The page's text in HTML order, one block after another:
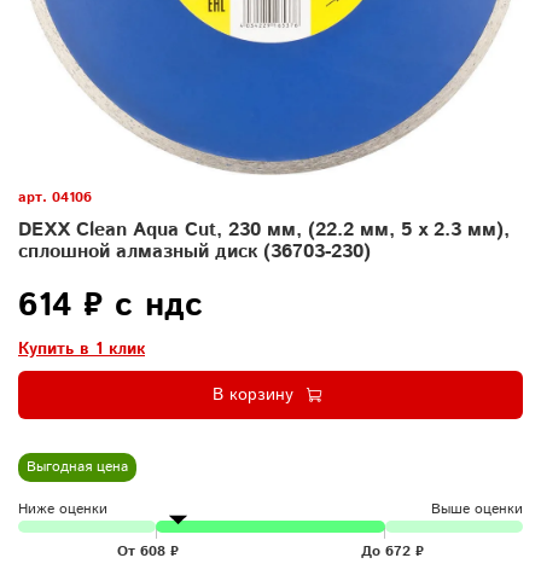
арт. 04106
DEXX Clean Aqua Cut, 230 мм, (22.2 мм, 5 х 2.3 мм),
сплошной алмазный диск (36703-230)
614 ₽ с ндс
Купить в 1 клик
В корзину
Выгодная цена
Ниже оценки Выше оценки